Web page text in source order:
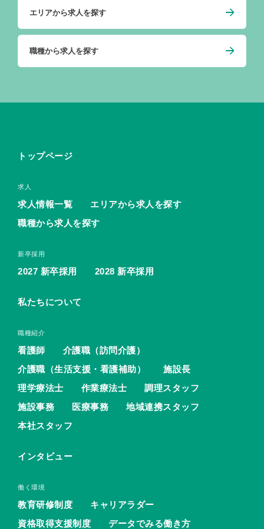
エリアから求人を探す
職種から求人を探す
トップページ
求人
求人情報一覧
エリアから求人を探す
職種から求人を探す
新卒採用
2027 新卒採用 2028 新卒採用
私たちについて
職種紹介
看護師
介護職（訪問介護）
介護職（生活支援・看護補助）
施設長
理学療法士
作業療法士
調理スタッフ
施設事務
医療事務
地域連携スタッフ
本社スタッフ
インタビュー
働く環境
教育研修制度
キャリアラダー
資格取得支援制度
データでみる働き方